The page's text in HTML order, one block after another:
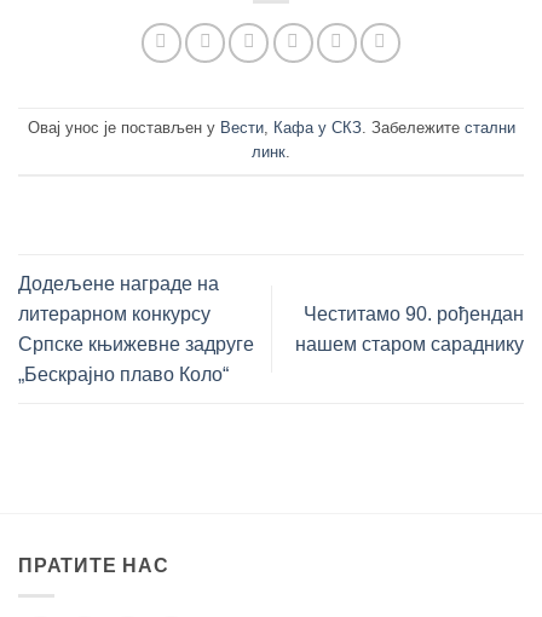
Овај унос је постављен у Вести, Кафа у СКЗ. Забележите стални
линк.
Додељене награде на
литерарном конкурсу
Српске књижевне задруге
„Бескрајно плаво Коло“
Честитамо 90. рођендан
нашем старом сараднику
ПРАТИТЕ НАС